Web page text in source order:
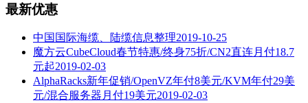
最新优惠
中国国际海缆、陆缆信息整理2019-10-25
魔方云CubeCloud春节特惠/终身75折/CN2直连月付18.7
元起2019-02-03
AlphaRacks新年促销/OpenVZ年付8美元/KVM年付29美
元/混合服务器月付19美元2019-02-03